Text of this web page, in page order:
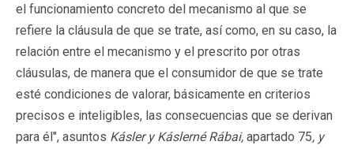
el funcionamiento concreto del mecanismo al que se
refiere la cláusula de que se trate, así como, en su caso, la
relación entre el mecanismo y el prescrito por otras
cláusulas, de manera que el consumidor de que se trate
esté condiciones de valorar, básicamente en criterios
precisos e inteligibles, las consecuencias que se derivan
para él", asuntos Kásler y Káslerné Rábai, apartado 75, y